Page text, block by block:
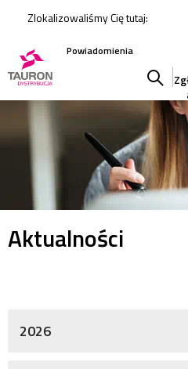
Zlokalizowaliśmy Cię tutaj:
Powiadomienia
Szukaj
w
serwisie
Aktualności
2026